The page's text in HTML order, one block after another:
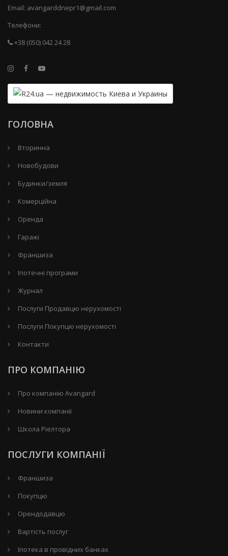
Email: avangarddnepr1@gmail.com
Телефони:
+38 (050) 042 24 28
ГОЛОВНА
Вторинна
Новобудови
Будинки/земля
Комерційна
Оренда
Гаражі
Франшиза
Іпотечні програми
Журнал
Послуги Продавцю нерухомості
Послуги Покупцю нерухомості
Контакти
ПРО КОМПАНІЮ
Про компанію Avangard
Новини компанії
Школа Ріелтора
ПОСЛУГИ КОМПАНІЇ
Франшиза
Покупцю
Орендодавцю
Вартість послуг
Іпотека в провідних банках